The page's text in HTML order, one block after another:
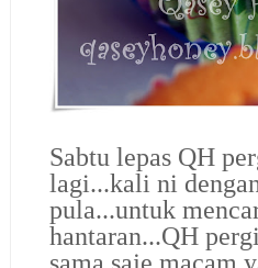
Sabtu lepas QH
lagi...kali ni
pula...untuk
hantaran...QH
sama saje macam